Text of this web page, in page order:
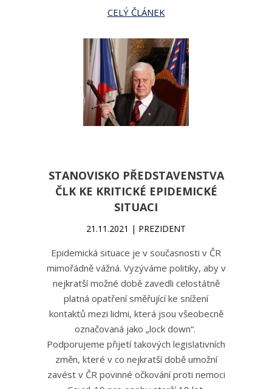
CELÝ ČLÁNEK
STANOVISKO PŘEDSTAVENSTVA
ČLK KE KRITICKÉ EPIDEMICKÉ
SITUACI
21.11.2021 | PREZIDENT
Epidemická situace je v současnosti v ČR
mimořádně vážná. Vyzýváme politiky, aby v
nejkratší možné době zavedli celostátně
platná opatření směřující ke snížení
kontaktů mezi lidmi, která jsou všeobecně
označovaná jako „lock down“.
Podporujeme přijetí takových legislativních
změn, které v co nejkratší době umožní
zavést v ČR povinné očkování proti nemoci